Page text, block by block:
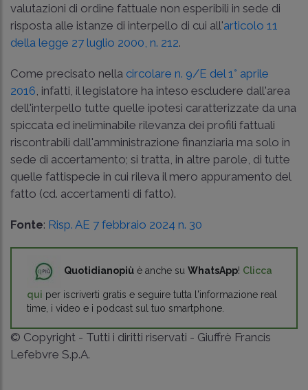
valutazioni di ordine fattuale non esperibili in sede di
risposta alle istanze di interpello di cui all'articolo 11
della legge 27 luglio 2000, n. 212.
Come precisato nella circolare n. 9/E del 1° aprile
2016 , infatti, il legislatore ha inteso escludere dall'area
dell'interpello tutte quelle ipotesi caratterizzate da una
spiccata ed ineliminabile rilevanza dei profili fattuali
riscontrabili dall'amministrazione finanziaria ma solo in
sede di accertamento; si tratta, in altre parole, di tutte
quelle fattispecie in cui rileva il mero appuramento del
fatto (cd. accertamenti di fatto).
Fonte: Risp. AE 7 febbraio 2024 n. 30
Quotidianopiù è anche su WhatsApp! Clicca
qui per iscriverti gratis e seguire tutta l'informazione real
time, i video e i podcast sul tuo smartphone.
© Copyright - Tutti i diritti riservati - Giuffrè Francis
Lefebvre S.p.A.